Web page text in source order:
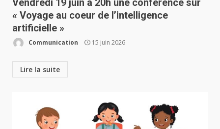
Vendredi 19 juin à 20h une conférence sur
« Voyage au coeur de l’intelligence
artificielle »
Communication 15 juin 2026
Lire la suite